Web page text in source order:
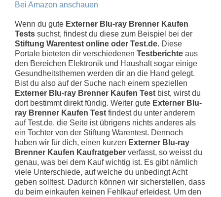
Bei Amazon anschauen
Wenn du gute Externer Blu-ray Brenner Kaufen
Tests suchst, findest du diese zum Beispiel bei der
Stiftung Warentest online oder Test.de. Diese
Portale bieteten dir verschiedenen Testberichte aus
den Bereichen Elektronik und Haushalt sogar einige
Gesundheitsthemen werden dir an die Hand gelegt.
Bist du also auf der Suche nach einem speziellen
Externer Blu-ray Brenner Kaufen Test bist, wirst du
dort bestimmt direkt fündig. Weiter gute Externer Blu-
ray Brenner Kaufen Test findest du unter anderem
auf Test.de, die Seite ist übrigens nichts anderes als
ein Tochter von der Stiftung Warentest. Dennoch
haben wir für dich, einen kurzen Externer Blu-ray
Brenner Kaufen Kaufratgeber verfasst, so weisst du
genau, was bei dem Kauf wichtig ist. Es gibt nämlich
viele Unterschiede, auf welche du unbedingt Acht
geben solltest. Dadurch können wir sicherstellen, dass
du beim einkaufen keinen Fehlkauf erleidest. Um den